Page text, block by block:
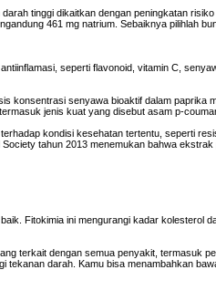
tinggi dikaitkan dengan peningkatan
461 mg natrium. Sebaiknya pilihlah
seperti flavonoid, vitamin C,
konsentrasi senyawa bioaktif dalam paprika
jenis kuat yang disebut asam p-
kondisi kesehatan tertentu, seperti
tahun 2013 menemukan bahwa
Fitokimia ini mengurangi kadar kolesterol
terkait dengan semua penyakit, termasuk
darah. Kamu bisa menambahkan